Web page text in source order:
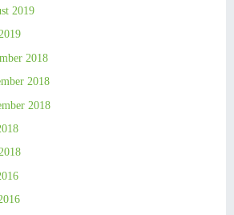
2019
2018
2018
2018